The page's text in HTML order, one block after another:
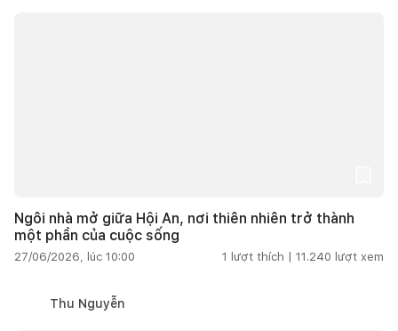
Ngôi nhà mở giữa Hội An, nơi thiên nhiên trở thành
một phần của cuộc sống
27/06/2026, lúc 10:00 1 lượt thích | 11.240 lượt xem
Thu Nguyễn